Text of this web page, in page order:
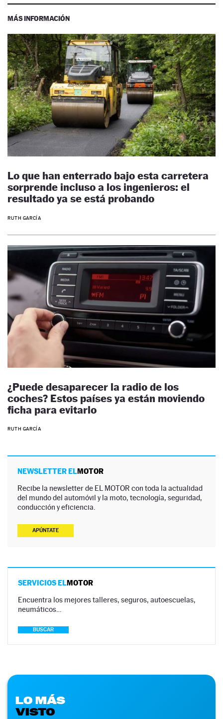
MÁS INFORMACIÓN
Lo que han enterrado bajo esta carretera
sorprende incluso a los ingenieros: el
resultado ya se está probando
RUTH GARCÍA
¿Puede desaparecer la radio de los
coches? Estos países ya están moviendo
ficha para evitarlo
RUTH GARCÍA
NEWSLETTER ELMOTOR
Recibe la newsletter de EL MOTOR con toda la actualidad
del mundo del automóvil y la moto, tecnología, seguridad,
conducción y eficiencia.
APÚNTATE
SERVICIOS ELMOTOR
Encuentra los mejores talleres, seguros, autoescuelas,
neumáticos…
BUSCAR
LO MÁS
VISTO